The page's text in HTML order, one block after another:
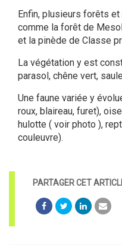
Enfin, plusieurs forêts
comme la forêt de
et la pinède de Classe
La végétation y est
parasol, chêne vert,
Une faune variée y
roux, blaireau, furet),
hulotte ( voir photo ),
couleuvre).